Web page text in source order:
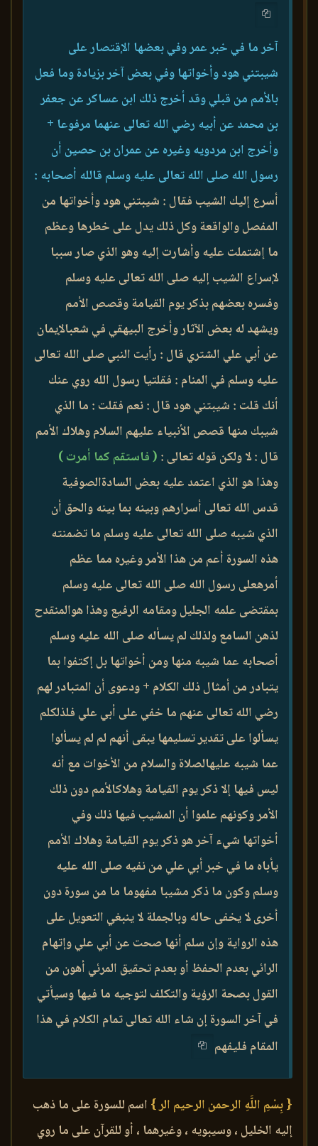
آخر ما في خبر عمر وفي بعضها الإقتصار على
شيبتني هود وأخواتها وفي بعض آخر بزيادة وما فعل
بالأمم من قبلي وقد أخرج ذلك ابن عساكر عن جعفر
بن محمد عن أبيه رضي الله تعالى عنهما مرفوعا +
وأخرج ابن مردويه وغيره عن عمران بن حصين أن
رسول الله صلى الله تعالى عليه وسلم قالله أصحابه :
أسرع إليك الشيب فقال : شيبتني هود وأخواتها من
المفصل والواقعة وكل ذلك يدل على خطرها وعظم
ما إشتملت عليه وأشارت إليه وهو الذي صار سببا
لإسراع الشيب إليه صلى الله تعالى عليه وسلم
وفسره بعضهم بذكر يوم القيامة وقصص الأمم
ويشهد له بعض الآثار وأخرج البيهقي في شعبالإيمان
عن أبي علي الشتري قال : رأيت النبي صلى الله تعالى
عليه وسلم في المنام : فقلتيا رسول الله روي عنك
أنك قلت : شيبتني هود قال : نعم فقلت : ما الذي
شيبك منها قصص الأنبياء عليهم السلام وهلاك الأمم
قال : لا ولكن قوله تعالى : ( فاستقم كما أمرت )
وهذا هو الذي اعتمد عليه بعض السادةالصوفية
قدس الله تعالى أسرارهم وبينه بما بينه والحق أن
الذي شيبه صلى الله تعالى عليه وسلم ما تضمنته
هذه السورة أعم من هذا الأمر وغيره مما عظم
أمرهعلى رسول الله صلى الله تعالى عليه وسلم
بمقتضى علمه الجليل ومقامه الرفيع وهذا هوالمنقدح
لذهن السامع ولذلك لم يسأله صلى الله عليه وسلم
أصحابه عما شيبه منها ومن أخواتها بل إكتفوا بما
يتبادر من أمثال ذلك الكلام + ودعوى أن المتبادر لهم
رضي الله تعالى عنهم ما خفي على أبي علي فلذلكلم
يسألوا على تقدير تسليمها يبقى أنهم لم لم يسألوا
عما شيبه عليهالصلاة والسلام من الأخوات مع أنه
ليس فيها إلا ذكر يوم القيامة وهلاكالأمم دون ذلك
الأمر وكونهم علموا أن المشيب فيها ذلك وفي
أخواتها شيء آخر هو ذكر يوم القيامة وهلاك الأمم
يأباه ما في خبر أبي علي من نفيه صلى الله عليه
وسلم وكون ما ذكر مشيبا مفهوما ما من سورة دون
أخرى لا يخفى حاله وبالجملة لا ينبغي التعويل على
هذه الرواية وإن سلم أنها صحت عن أبي علي وإتهام
الرائي بعدم الحفظ أو بعدم تحقيق المرئي أهون من
القول بصحة الرؤية والتكلف لتوجيه ما فيها وسيأتي
في آخر السورة إن شاء الله تعالى تمام الكلام في هذا
المقام فليفهم
{ بِسْمِ اللَّهِ الرحمن الرحيم الر } اسم للسورة على ما ذهب
إليه الخليل ، وسيبويه ، وغيرهما ، أو للقرآن على ما روي